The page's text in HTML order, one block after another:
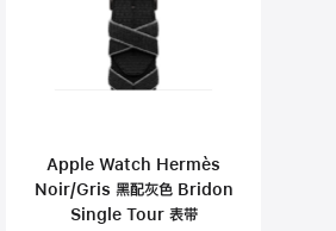
Apple Watch Hermès
Noir/Gris 黑配灰色 Bridon
Single Tour 表带